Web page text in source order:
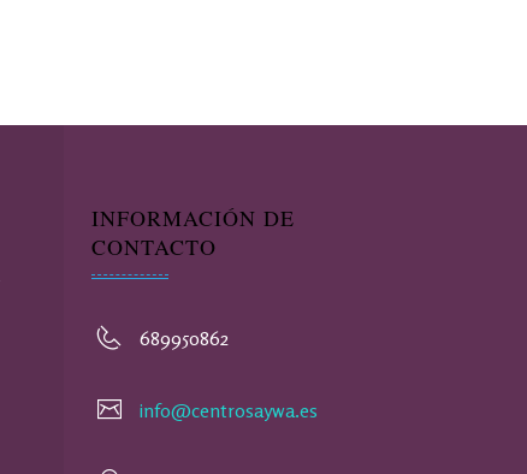
INFORMACIÓN DE
CONTACTO
689950862
info@centrosaywa.es